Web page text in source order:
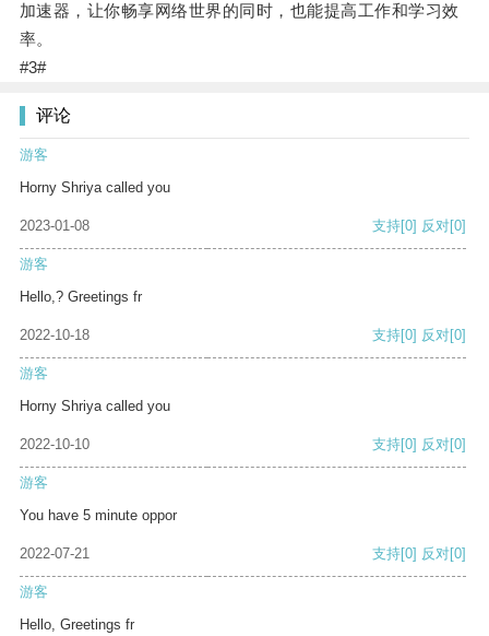
加速器，让你畅享网络世界的同时，也能提高工作和学习效
率。
#3#
评论
游客
Horny Shriya called you
2023-01-08 支持[0] 反对[0]
游客
Hello,? Greetings fr
2022-10-18 支持[0] 反对[0]
游客
Horny Shriya called you
2022-10-10 支持[0] 反对[0]
游客
You have 5 minute oppor
2022-07-21 支持[0] 反对[0]
游客
Hello, Greetings fr